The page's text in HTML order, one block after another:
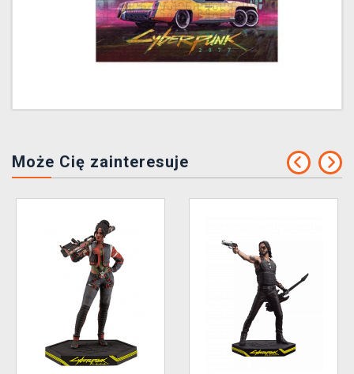
Może Cię zainteresuje